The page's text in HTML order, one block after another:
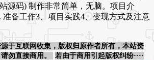
源码) 制作非常简单，无脑。项目介
准备工作3、项目实践4、变现方式及注意
于互联网收集，版权归原作者所有，本站资
勿直接商用。
若由于商用引起版权纠纷····